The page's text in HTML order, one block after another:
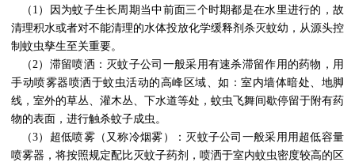
（ 1 ）因为蚊子生长周期当中前面三个时期都是在水里进行的，故
清理积水或者对不能清理的水体投放化学缓释剂杀灭蚊幼，从源头控
制蚊虫孳生至关重要。
（ 2 ）滞留喷洒：灭蚊子公司一般采用有速杀滞留作用的药物，用
手动喷雾器喷洒于蚊虫活动的高峰区域、如：室内墙体暗处、地脚
线，室外的草丛、灌木丛、下水道等处，蚊虫飞舞间歇停留于附有药
物的表面，进行触杀蚊子成虫。
（3）超低喷雾（又称冷烟雾）：灭蚊子公司一般采用用超低容量
喷雾器，将按照规定配比灭蚊子药剂，喷洒于室内蚊虫密度较高的区